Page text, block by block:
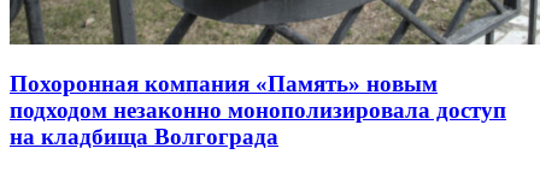
Похоронная компания «Память» новым
подходом незаконно монополизировала доступ
на кладбища Волгограда